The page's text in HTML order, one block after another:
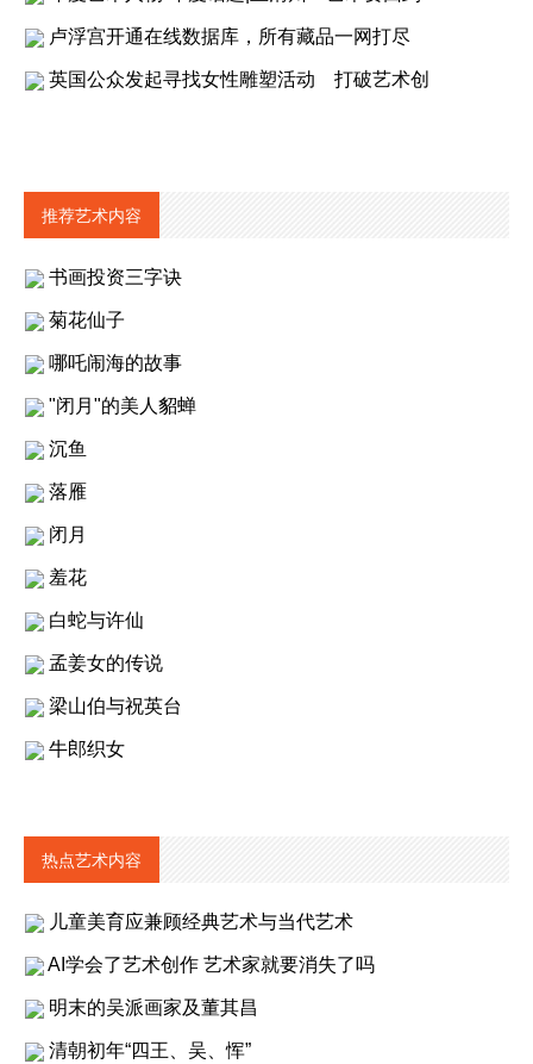
卢浮宫开通在线数据库，所有藏品一网打尽
英国公众发起寻找女性雕塑活动 打破艺术创
推荐艺术内容
书画投资三字诀
菊花仙子
哪吒闹海的故事
"闭月"的美人貂蝉
沉鱼
落雁
闭月
羞花
白蛇与许仙
孟姜女的传说
梁山伯与祝英台
牛郎织女
热点艺术内容
儿童美育应兼顾经典艺术与当代艺术
AI学会了艺术创作 艺术家就要消失了吗
明末的吴派画家及董其昌
清朝初年“四王、吴、恽”